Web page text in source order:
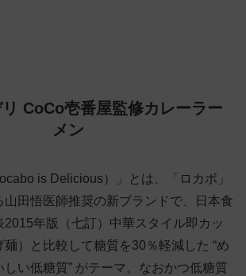
CoCo壱番屋監修カレーラー
メン
is Delicious）」とは、「ロカボ」
山田悟医師推奨の新ブランドで、日本食
2015年版（七訂）中華スタイル即カッ
）と比較して糖質を30％軽減した “め
しい低糖質” がテーマ。なおかつ低糖質